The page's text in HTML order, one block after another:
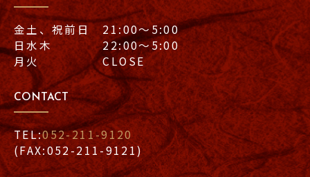
金土、祝前日 21:00〜5:00
日水木 22:00〜5:00
月火 CLOSE
CONTACT
TEL:052-211-9120
(FAX:052-211-9121)